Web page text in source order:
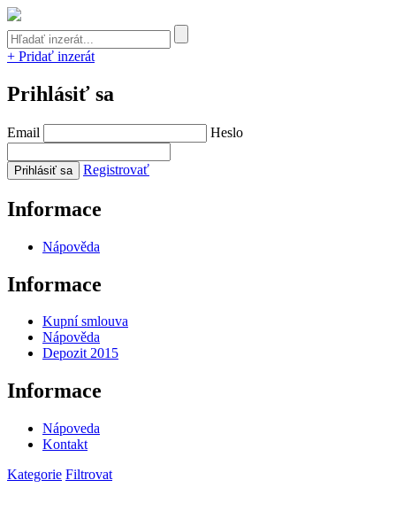
+ Pridať inzerát
Prihlásiť sa
Email Heslo
Registrovať
Informace
Nápověda
Informace
Kupní smlouva
Nápověda
Depozit 2015
Informace
Nápoveda
Kontakt
Kategorie Filtrovat